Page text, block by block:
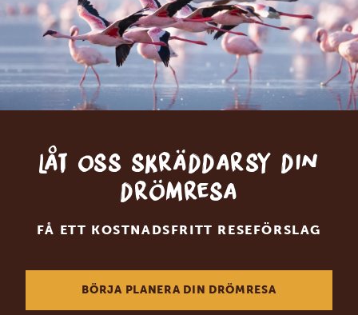
Låt oss skräddarsy din
drömresa
FÅ ETT KOSTNADSFRITT RESEFÖRSLAG
BÖRJA PLANERA DIN DRÖMRESA